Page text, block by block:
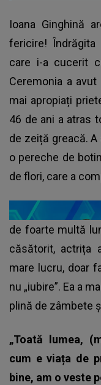
Ioana Ginghină
fericire!
care i-a cucerit
Ceremonia a
mai apropiați
46 de ani a atras
de zeiță greacă.
o pereche de
de flori, care a
de foarte multă
căsătorit, actrița
mare lucru, doar
nu „iubire”. Ea a
plină de zâmbete
„Toată lumea,
cum e viața de
bine, am o veste